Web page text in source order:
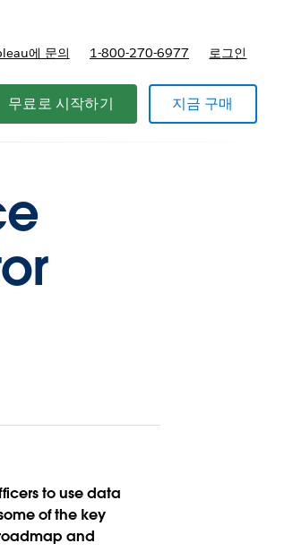
에 문의 1-800-270-6977 로그인
무료로 시작하기 지금 구매
to use data
of the key
and